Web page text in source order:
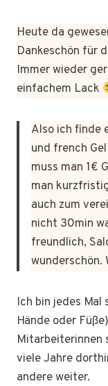
Heute da
Dankeschön für
Immer wieder
einfachem Lack
Also ich finde
und french
muss man 1€
man
auch zum
nicht 30min
freundlich,
wunderschön.
Ich bin jedes Mal
Hände oder
Mitarbeiterinnen
viele Jahre
andere weiter.